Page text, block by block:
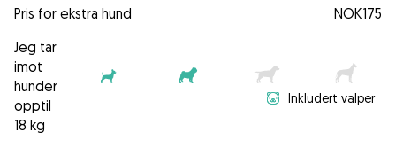
Pris for ekstra hund
NOK175
Jeg tar
imot
hunder
opptil
18 kg
Inkludert valper